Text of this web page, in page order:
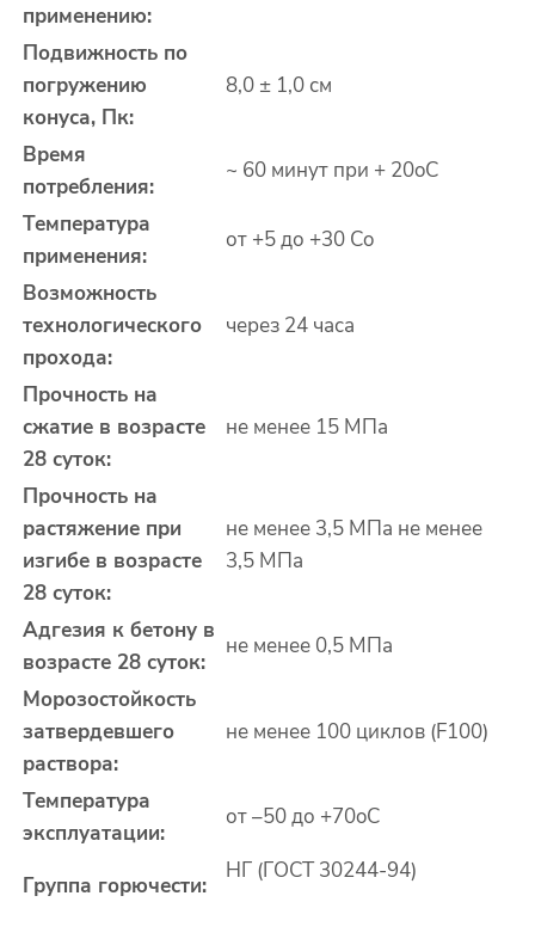
применению:
Подвижность по
погружению
конуса, Пк:
8,0 ± 1,0 см
Время
потребления:
~ 60 минут при + 20oС
Температура
применения:
от +5 до +30 Сo
Возможность
технологического
прохода:
через 24 часа
Прочность на
сжатие в возрасте
28 суток:
не менее 15 МПа
Прочность на
растяжение при
изгибе в возрасте
28 суток:
не менее 3,5 МПа не менее
3,5 МПа
Адгезия к бетону в
возрасте 28 суток:
не менее 0,5 МПа
Морозостойкость
затвердевшего
раствора:
не менее 100 циклов (F100)
Температура
эксплуатации:
от –50 до +70oС
Группа горючести:
НГ (ГОСТ 30244-94)